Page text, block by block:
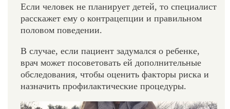
Если человек не планирует детей, то специалист
расскажет ему о контрацепции и правильном
половом поведении.
В случае, если пациент задумался о ребенке,
врач может посоветовать ей дополнительные
обследования, чтобы оценить факторы риска и
назначить профилактические процедуры.